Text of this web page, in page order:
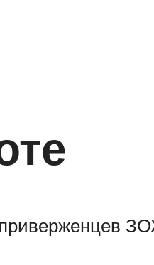
приверженцев